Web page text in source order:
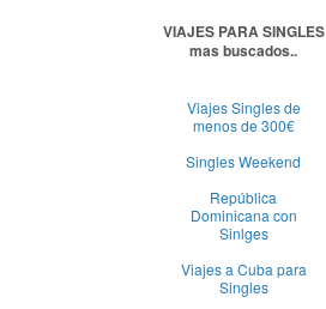
VIAJES PARA SINGLES
mas buscados..
Viajes Singles de
menos de 300€
Singles Weekend
República
Dominicana con
Sinlges
Viajes a Cuba para
Singles